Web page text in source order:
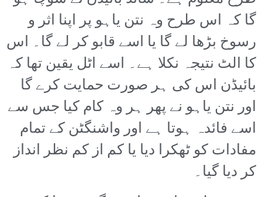
گا کہ اس طرح وہ نتن یاہو پر اپنا اثر و
رسوخ بڑھا لے گا یا اسے قابو کر لے گا۔ اس
کا الٹ نتیجہ نکلا ہے۔ اسے اٹل یقین تھا کہ
بائیڈن اس کی ہر صورت حمایت کرے گا
اور نتن یاہو نے پھر ہر وہ کام کیا جس سے
اسے فائدہ ہوتا ہے اور واشنگٹن کے تمام
مفادات کو ٹھکرا دیا یا کم از کم نظر انداز
کر دیا گیا۔